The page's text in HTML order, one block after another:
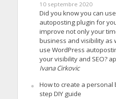
10 septembre 2020
Did you know you can
autoposting plugin for
improve not only your
business and visibility as
use WordPress
your visibility and SEO?
Ivana Cirkovic
How to create a personal
step DIY guide